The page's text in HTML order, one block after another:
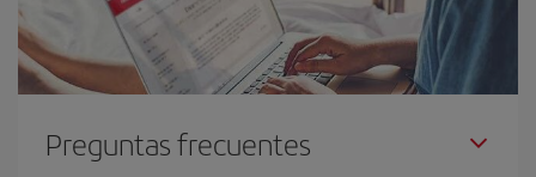
Preguntas frecuentes